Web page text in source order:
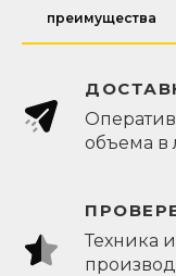
преимущества
объема
Техника